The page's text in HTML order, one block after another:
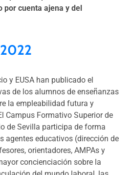
cuenta ajena y del
y EUSA han publicado el
de los alumnos de enseñanzas
la empleabilidad futura y
Campus Formativo Superior de
de Sevilla participa de forma
agentes educativos (dirección de
orientadores, AMPAs y
concienciación sobre la